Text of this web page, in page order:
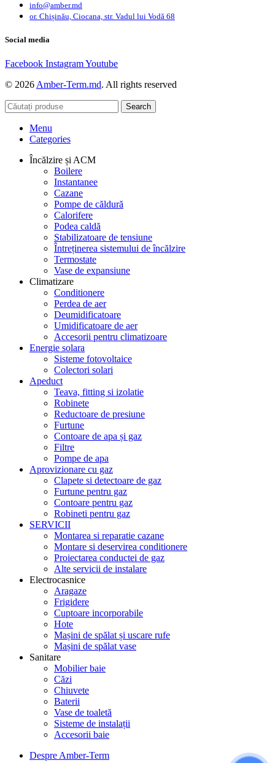
info@amber.md
or. Chișinău, Ciocana, str. Vadul lui Vodă 68
Social media
Facebook InstagramYoutube
© 2026 Amber-Term.md. All rights reserved
Search
Menu
Categories
Încălzire și ACM
Boilere
Instantanee
Cazane
Pompe de căldură
Calorifere
Podea caldă
Stabilizatoare de tensiune
Întreținerea sistemului de încălzire
Termostate
Vase de expansiune
Climatizare
Conditionere
Perdea de aer
Deumidificatoare
Umidificatoare de aer
Accesorii pentru climatizoare
Energie solara
Sisteme fotovoltaice
Colectori solari
Apeduct
Teava, fitting si izolatie
Robinete
Reductoare de presiune
Furtune
Contoare de apa și gaz
Filtre
Pompe de apa
Aprovizionare cu gaz
Clapete si detectoare de gaz
Furtune pentru gaz
Contoare pentru gaz
Robineti pentru gaz
SERVICII
Montarea si reparatie cazane
Montare si deservirea conditionere
Proiectarea conductei de gaz
Alte servicii de instalare
Electrocasnice
Aragaze
Frigidere
Cuptoare incorporabile
Hote
Mașini de spălat și uscare rufe
Mașini de spălat vase
Sanitare
Mobilier baie
Căzi
Chiuvete
Baterii
Vase de toaletă
Sisteme de instalații
Accesorii baie
Despre Amber-Term